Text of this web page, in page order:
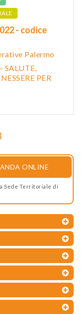
- codice
Palermo
SALUTE,
PER
ONLINE
Sede Territoriale di